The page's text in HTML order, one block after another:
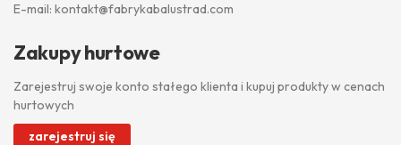
E-mail: kontakt@fabrykabalustrad.com
Zakupy hurtowe
Zarejestruj swoje konto stałego klienta i kupuj produkty w cenach
hurtowych
zarejestruj się